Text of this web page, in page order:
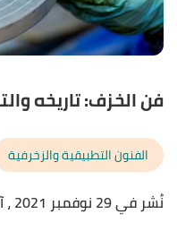
فن الخزف: تاريخه
الفنون التطبيقية والزخرفية
نُشر في 29 نوفمبر 2021
،